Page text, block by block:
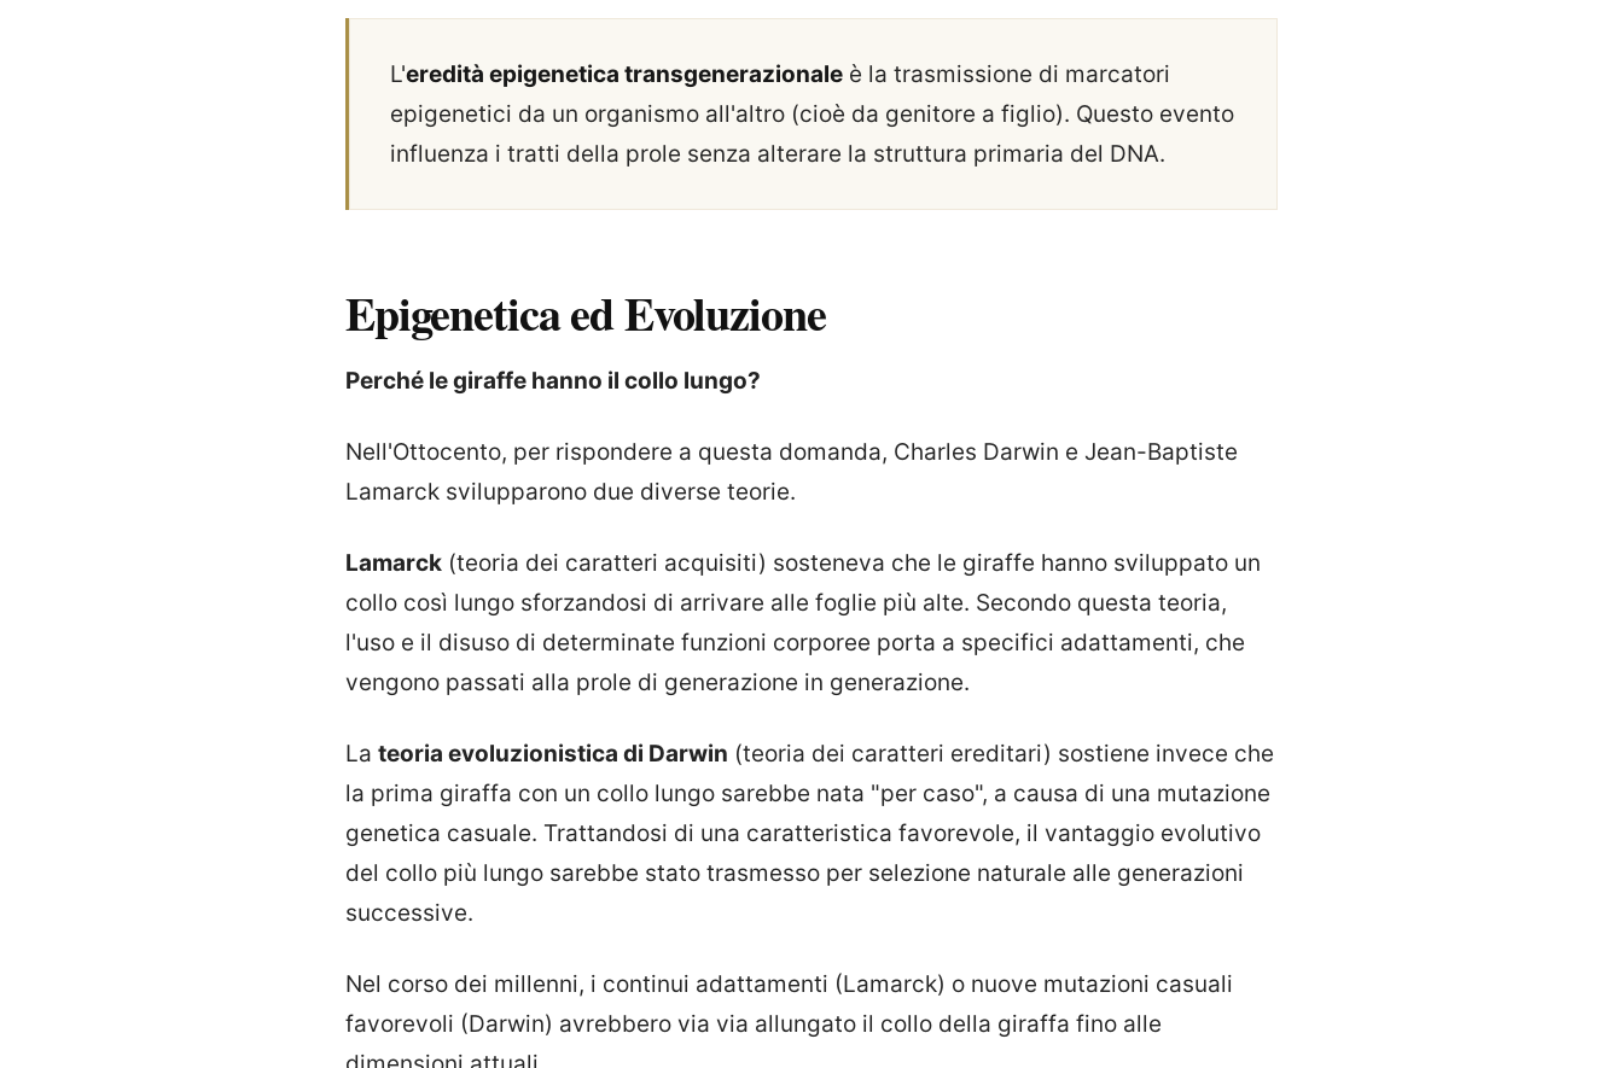
L'eredità epigenetica transgenerazionale è la trasmissione di marcatori
epigenetici da un organismo all'altro (cioè da genitore a figlio). Questo evento
influenza i tratti della prole senza alterare la struttura primaria del DNA.
Epigenetica ed Evoluzione
Perché le giraffe hanno il collo lungo?
Nell'Ottocento, per rispondere a questa domanda, Charles Darwin e Jean-Baptiste
Lamarck svilupparono due diverse teorie.
Lamarck (teoria dei caratteri acquisiti) sosteneva che le giraffe hanno sviluppato un
collo così lungo sforzandosi di arrivare alle foglie più alte. Secondo questa teoria,
l'uso e il disuso di determinate funzioni corporee porta a specifici adattamenti, che
vengono passati alla prole di generazione in generazione.
La teoria evoluzionistica di Darwin (teoria dei caratteri ereditari) sostiene invece che
la prima giraffa con un collo lungo sarebbe nata "per caso", a causa di una mutazione
genetica casuale. Trattandosi di una caratteristica favorevole, il vantaggio evolutivo
del collo più lungo sarebbe stato trasmesso per selezione naturale alle generazioni
successive.
Nel corso dei millenni, i continui adattamenti (Lamarck) o nuove mutazioni casuali
favorevoli (Darwin) avrebbero via via allungato il collo della giraffa fino alle